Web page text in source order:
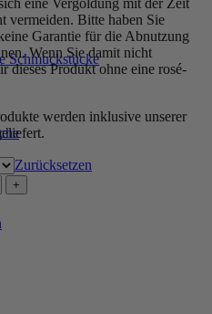
Schmuckstücke
eine Vergoldung mit der Zeit
vermeiden. Bitte haben Sie
Garantie für die Abnutzung
Wenn Sie damit nicht
dieses Produkt ohne eine rosé-
werden inklusive unserer
Zurücksetzen